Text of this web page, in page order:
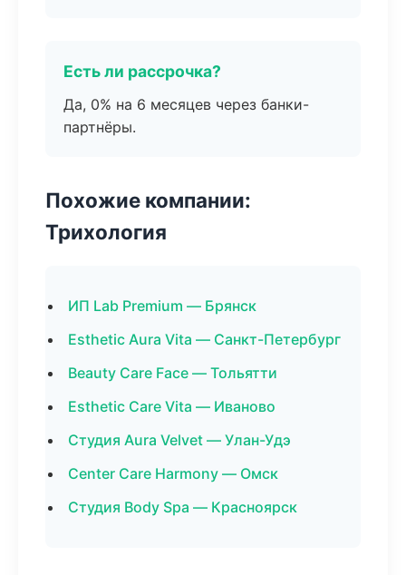
Есть ли рассрочка?
Да, 0% на 6 месяцев через банки-
партнёры.
Похожие компании:
Трихология
ИП Lab Premium — Брянск
Esthetic Aura Vita — Санкт-Петербург
Beauty Care Face — Тольятти
Esthetic Care Vita — Иваново
Студия Aura Velvet — Улан-Удэ
Center Care Harmony — Омск
Студия Body Spa — Красноярск